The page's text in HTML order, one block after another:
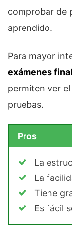
comprobar de
aprendido.
Para mayor
exámenes
permiten ver
pruebas.
Pros
La
La
Tiene
Es fácil